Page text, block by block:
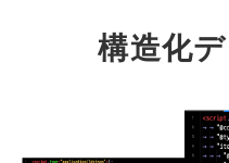
構造化